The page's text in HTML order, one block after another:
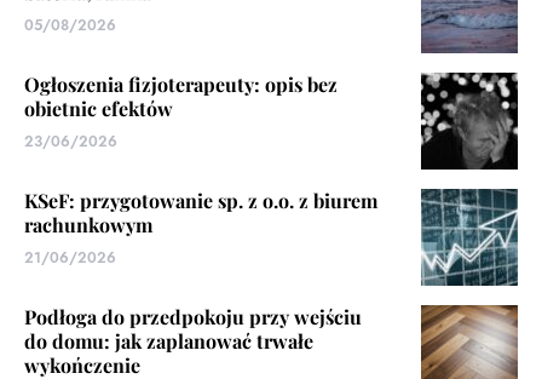
05/08/2026
Ogłoszenia fizjoterapeuty: opis bez
obietnic efektów
23/06/2026
KSeF: przygotowanie sp. z o.o. z biurem
rachunkowym
21/06/2026
Podłoga do przedpokoju przy wejściu
do domu: jak zaplanować trwałe
wykończenie